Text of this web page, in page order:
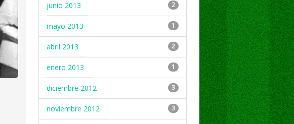
junio 2013 2
mayo 2013 1
abril 2013 2
enero 2013 1
diciembre 2012 3
noviembre 2012 3